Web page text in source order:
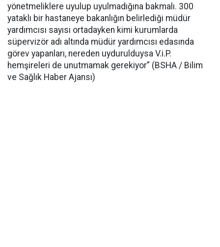
yönetmeliklere uyulup uyulmadığına bakmalı. 300
yataklı bir hastaneye bakanlığın belirlediği müdür
yardımcısı sayısı ortadayken kimi kurumlarda
süpervizör adı altında müdür yardımcısı edasında
görev yapanları, nereden uydurulduysa V.i.P.
hemşireleri de unutmamak gerekiyor” (BSHA / Bilim
ve Sağlık Haber Ajansı)